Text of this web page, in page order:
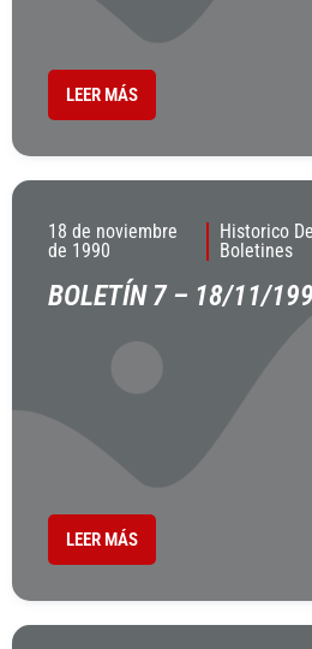
LEER MÁS
18 de noviembre
de 1990
Historico De
Boletines
BOLETÍN 7 – 18/11/
LEER MÁS